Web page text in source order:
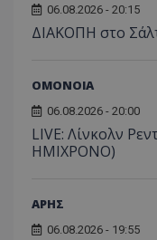
06.08.2026 - 20:15
ΔΙΑΚΟΠΗ στο
ΟΜΟΝΟΙΑ
06.08.2026 - 20:00
LIVE: Λίνκολν
ΗΜΙΧΡΟΝΟ)
ΑΡΗΣ
06.08.2026 - 19:55